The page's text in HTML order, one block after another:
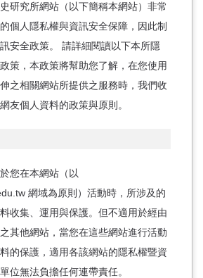
研究所網站（以下簡稱本網站）非常
個人隱私權與資訊安全保障，因此制
安全政策。 請詳細閱讀以下本所隱
策，本政策將幫助您了解，在您使用
之相關網站所提供之服務時，我們收
友個人資料的政策與原則。
您在本網站（以
網域為原則）活動時，所涉及的
收集、運用與保護。但不適用於經由
其他網站，當您在這些網站進行活動
的保護，適用各該網站的隱私權暨資
位無法負擔任何連帶責任。